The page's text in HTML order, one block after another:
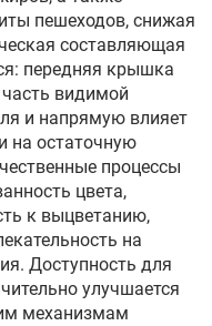
пешеходов, снижая
составляющая
передняя крышка
видимой
и напрямую влияет
на остаточную
процессы
цвета,
к выцветанию,
на
Доступность для
улучшается
механизмам